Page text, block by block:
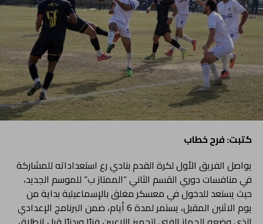
كتبت: فرح خطاب
يواصل الفريق الأول لكرة القدم بنادي رع استعداداته للمشاركة
في منافسات دوري القسم الثاني “الممتاز ب” للموسم الجديد،
حيث يستعد للدخول في معسكر مغلق بالإسماعيلية بداية من
يوم الاثنين المقبل، يستمر لمدة 6 أيام، ضمن البرنامج الإعدادي